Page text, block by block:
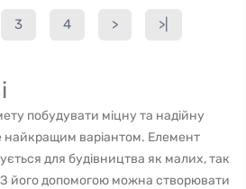
3 4 > >|
побудувати міцну та надійну
найкращим варіантом. Елемент
для будівництва як малих, так
З його допомогою можна створювати